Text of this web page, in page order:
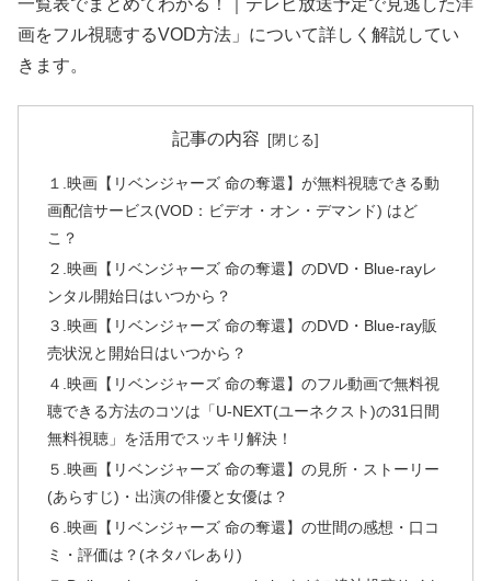
画をフル視聴するVOD方法」について詳しく解説してい
きます。
記事の内容
１.映画【リベンジャーズ 命の奪還】が無料視聴できる動
画配信サービス(VOD：ビデオ・オン・デマンド) はど
こ？
２.映画【リベンジャーズ 命の奪還】のDVD・Blue-rayレ
ンタル開始日はいつから？
３.映画【リベンジャーズ 命の奪還】のDVD・Blue-ray販
売状況と開始日はいつから？
４.映画【リベンジャーズ 命の奪還】のフル動画で無料視
聴できる方法のコツは「U-NEXT(ユーネクスト)の31日間
無料視聴」を活用でスッキリ解決！
５.映画【リベンジャーズ 命の奪還】の見所・ストーリー
(あらすじ)・出演の俳優と女優は？
６.映画【リベンジャーズ 命の奪還】の世間の感想・口コ
ミ・評価は？(ネタバレあり)